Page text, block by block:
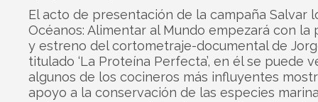
El acto de presentación de la campaña Salvar
Océanos: Alimentar al Mundo empezará con la
y estreno del cortometraje-documental de
titulado ‘La Proteína Perfecta’, en él se puede
algunos de los cocineros más influyentes
apoyo a la conservación de las especies